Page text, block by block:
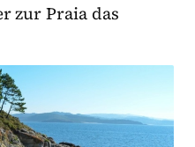
zur Praia das